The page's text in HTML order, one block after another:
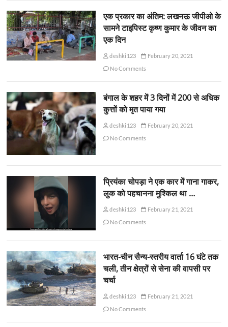
एक प्रकार का अंतिम: लखनऊ जीपीओ के
सामने टाइपिस्ट कृष्ण कुमार के जीवन का
एक दिन
deshki123
February 20, 2021
No Comments
बंगाल के शहर में 3 दिनों में 200 से अधिक
कुत्तों को मृत पाया गया
deshki123
February 20, 2021
No Comments
प्रियंका चोपड़ा ने एक कार में गाना गाकर,
लुक को पहचानना मुश्किल था …
deshki123
February 21, 2021
No Comments
भारत-चीन सैन्य-स्तरीय वार्ता 16 घंटे तक
चली, तीन क्षेत्रों से सेना की वापसी पर
चर्चा
deshki123
February 21, 2021
No Comments